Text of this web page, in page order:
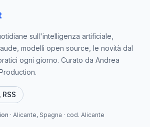
sull'intelligenza artificiale,
modelli open source, le novità dal
ogni giorno. Curato da Andrea
RSS
· Alicante, Spagna · cod. Alicante